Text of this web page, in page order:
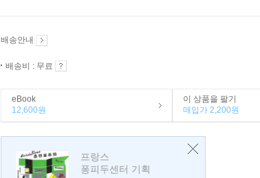
배송안내
배송비 : 무료
eBook
12,600원
이 상품을 팔기
매입가 2,200원
프랑스
퐁피두센터 기획